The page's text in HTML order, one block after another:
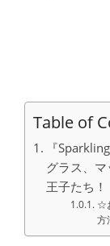
Table of
『
グラス、
王子たち！
☆